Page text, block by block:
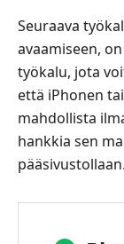
Seuraava
avaamiseen, on
työkalu, jota
että iPhonen
mahdollista
hankkia sen
pääsivustollaan.